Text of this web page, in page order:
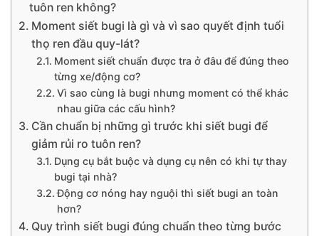
tuôn ren không?
Moment siết bugi là gì và vì sao quyết định tuổi
thọ ren đầu quy-lát?
Moment siết chuẩn được tra ở đâu để đúng theo
từng xe/động cơ?
Vì sao cùng là bugi nhưng moment có thể khác
nhau giữa các cấu hình?
Cần chuẩn bị những gì trước khi siết bugi để
giảm rủi ro tuôn ren?
Dụng cụ bắt buộc và dụng cụ nên có khi tự thay
bugi tại nhà?
Động cơ nóng hay nguội thì siết bugi an toàn
hơn?
Quy trình siết bugi đúng chuẩn theo từng bước